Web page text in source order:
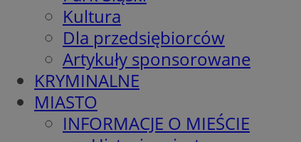
Kultura
Dla przedsiębiorców
Artykuły sponsorowane
KRYMINALNE
MIASTO
INFORMACJE O MIEŚCIE